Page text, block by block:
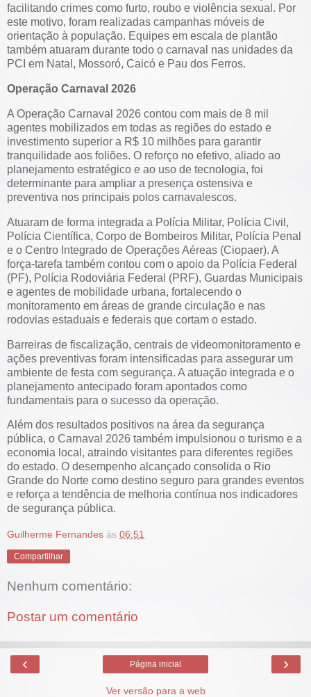
facilitando crimes como furto, roubo e violência sexual. Por
este motivo, foram realizadas campanhas móveis de
orientação à população. Equipes em escala de plantão
também atuaram durante todo o carnaval nas unidades da
PCI em Natal, Mossoró, Caicó e Pau dos Ferros.
Operação Carnaval 2026
A Operação Carnaval 2026 contou com mais de 8 mil
agentes mobilizados em todas as regiões do estado e
investimento superior a R$ 10 milhões para garantir
tranquilidade aos foliões. O reforço no efetivo, aliado ao
planejamento estratégico e ao uso de tecnologia, foi
determinante para ampliar a presença ostensiva e
preventiva nos principais polos carnavalescos.
Atuaram de forma integrada a Polícia Militar, Polícia Civil,
Polícia Científica, Corpo de Bombeiros Militar, Polícia Penal
e o Centro Integrado de Operações Aéreas (Ciopaer). A
força-tarefa também contou com o apoio da Polícia Federal
(PF), Polícia Rodoviária Federal (PRF), Guardas Municipais
e agentes de mobilidade urbana, fortalecendo o
monitoramento em áreas de grande circulação e nas
rodovias estaduais e federais que cortam o estado.
Barreiras de fiscalização, centrais de videomonitoramento e
ações preventivas foram intensificadas para assegurar um
ambiente de festa com segurança. A atuação integrada e o
planejamento antecipado foram apontados como
fundamentais para o sucesso da operação.
Além dos resultados positivos na área da segurança
pública, o Carnaval 2026 também impulsionou o turismo e a
economia local, atraindo visitantes para diferentes regiões
do estado. O desempenho alcançado consolida o Rio
Grande do Norte como destino seguro para grandes eventos
e reforça a tendência de melhoria contínua nos indicadores
de segurança pública.
Guilherme Fernandes às 06:51
Compartilhar
Nenhum comentário:
Postar um comentário
‹ ›
Página inicial
Ver versão para a web